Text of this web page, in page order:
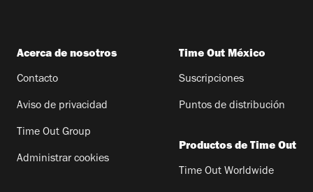
Acerca de nosotros
Contacto
Aviso de privacidad
Time Out Group
Administrar cookies
Time Out México
Suscripciones
Puntos de distribución
Productos de Time Out
Time Out Worldwide